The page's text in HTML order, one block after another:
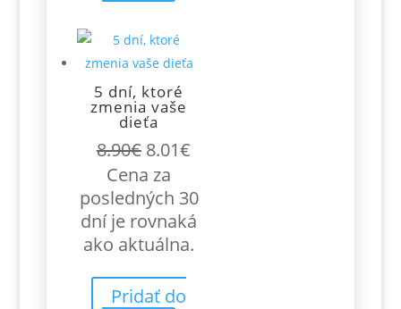
5 dní, ktoré
zmenia vaše
dieťa
8.90€ Pôvodná
cena
bola:
8.90€.
8.01€Aktuálna
je:
8.01€.
Cena za
posledných 30
dní je rovnaká
ako aktuálna.
Pridať do